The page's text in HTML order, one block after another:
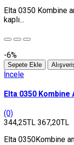
Elta 0350 Kombine
kaplı...
-6%
Sepete Ekle
İncele
Elta 0350 Kombine
(0)
344,25TL 367,20TL
Elta 0350Kombine